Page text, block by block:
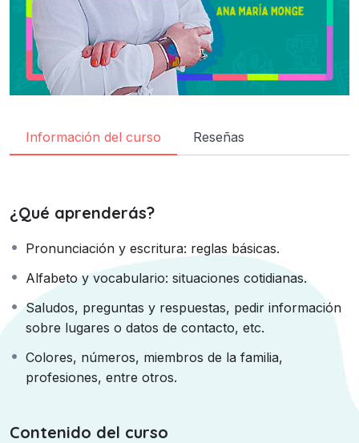
Información del curso Reseñas
¿Qué aprenderás?
Pronunciación y escritura: reglas básicas.
Alfabeto y vocabulario: situaciones cotidianas.
Saludos, preguntas y respuestas, pedir información
sobre lugares o datos de contacto, etc.
Colores, números, miembros de la familia,
profesiones, entre otros.
Contenido del curso